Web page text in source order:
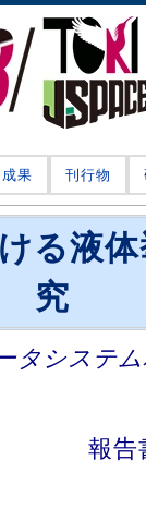
果 刊行物
る液
究
タシステ
報告